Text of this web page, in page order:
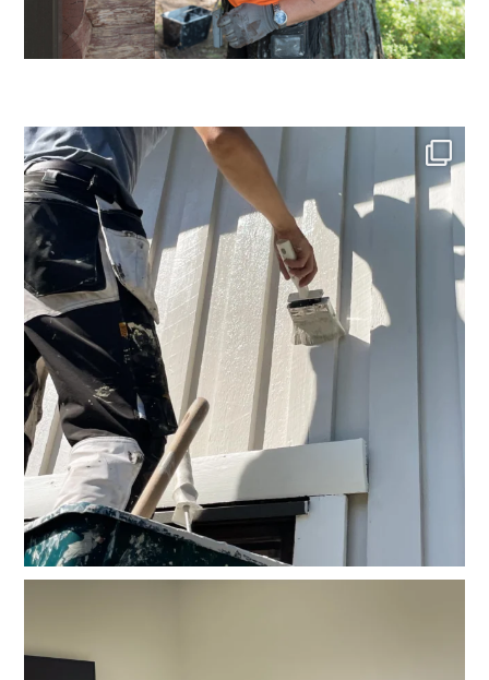
Tänään aurinko sai tuoreen maalipinnan loistamaan